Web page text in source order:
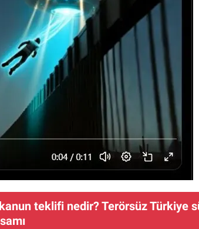
teklifi nedir? Terörsüz Türkiye